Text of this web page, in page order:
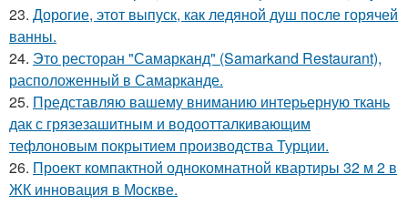
23. Дорогие, этот выпуск, как ледяной душ после горячей
ванны.
24. Это ресторан "Самарканд" (Samarkand Restaurant),
расположенный в Самарканде.
25. Представляю вашему вниманию интерьерную ткань
дак с грязезашитным и водоотталкивающим
тефлоновым покрытием производства Турции.
26. Проект компактной однокомнатной квартиры 32 м 2 в
ЖК инновация в Москве.